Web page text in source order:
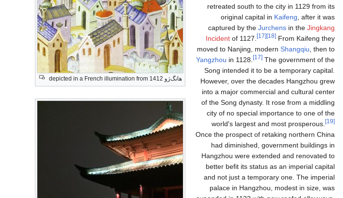
هانگ‌ژو depicted in a French illumination from 1412
retreated south to the city in 1129 from its
original capital in Kaifeng , after it was
captured by theJurchens in theJingkang
Incident of 1127. [17] [18] From Kaifeng they
moved to Nanjing, modernShangqiu , then to
Yangzhou in 1128. [17] The government of the
Song intended it to be a temporary capital.
However, over the decades Hangzhou grew
into a major commercial and cultural center
of the Song dynasty. It rose from a middling
city of no special importance to one of the
world's largest and most prosperous.
[19]
Once the prospect of retaking northern China
had diminished, government buildings in
Hangzhou were extended and renovated to
better befit its status as an imperial capital
and not just a temporary one. The imperial
palace in Hangzhou, modest in size, was